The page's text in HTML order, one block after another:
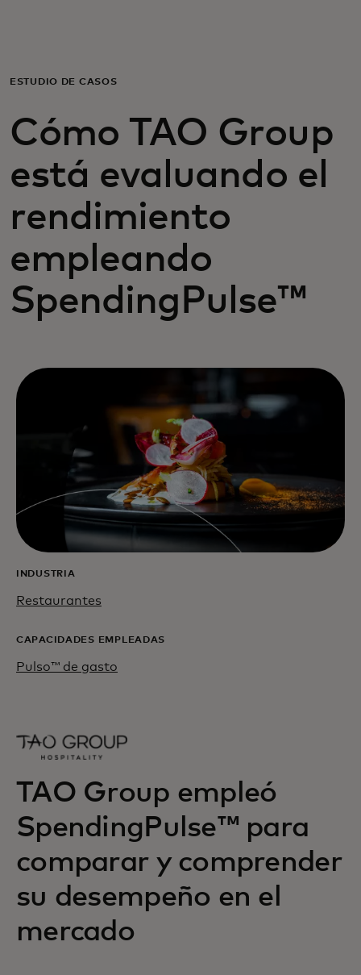
Para empresas
Para el mundo
Para innovadores
Noticias y tendencias
ESTUDIO DE CASOS
Cómo TAO Group
está evaluando el
rendimiento
empleando
SpendingPulse™
INDUSTRIA
Restaurantes
CAPACIDADES EMPLEADAS
Pulso™ de gasto
TAO Group empleó
SpendingPulse™ para
comparar y comprender
su desempeño en el
mercado